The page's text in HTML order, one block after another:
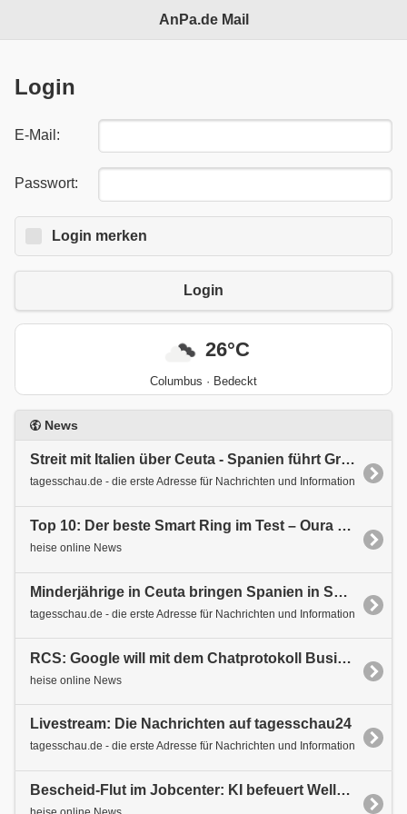
AnPa.de Mail
Login
E-Mail:
Passwort:
Login merken
Login
26°C
Columbus · Bedeckt
News
Streit mit Italien über Ceuta - Spanien führt Grenzkontrollen ein
tagesschau.de - die erste Adresse für Nachrichten und Information
Top 10: Der beste Smart Ring im Test – Oura Ring 5 ist Testsieger
heise online News
Minderjährige in Ceuta bringen Spanien in Schwierigkeiten
tagesschau.de - die erste Adresse für Nachrichten und Information
RCS: Google will mit dem Chatprotokoll Business machen
heise online News
Livestream: Die Nachrichten auf tagesschau24
tagesschau.de - die erste Adresse für Nachrichten und Information
Bescheid-Flut im Jobcenter: KI befeuert Welle von Bürgergeld-Widersprüchen